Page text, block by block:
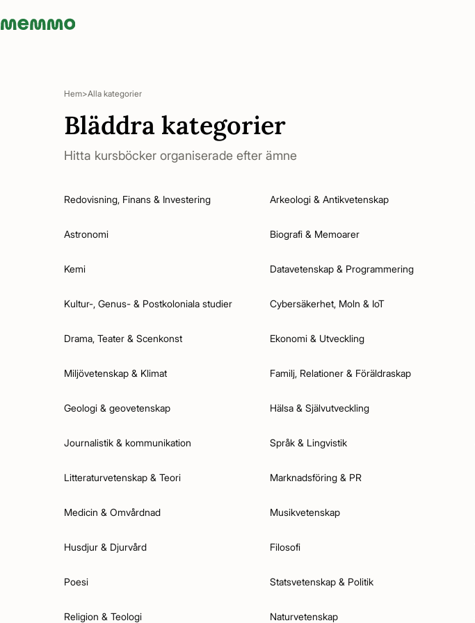
Memmo - AI-verktyg och digital kurslitteratur
Hem Alla kategorier
Bläddra kategorier
Hitta kursböcker organiserade efter ämne
Redovisning, Finans & Investering Arkeologi & Antikvetenskap
Astronomi Biografi & Memoarer
Kemi Datavetenskap & Programmering
Kultur-, Genus- & Postkoloniala studier Cybersäkerhet, Moln & IoT
Drama, Teater & Scenkonst Ekonomi & Utveckling
Miljövetenskap & Klimat Familj, Relationer & Föräldraskap
Geologi & geovetenskap Hälsa & Självutveckling
Journalistik & kommunikation Språk & Lingvistik
Litteraturvetenskap & Teori Marknadsföring & PR
Medicin & Omvårdnad Musikvetenskap
Husdjur & Djurvård Filosofi
Poesi Statsvetenskap & Politik
Religion & Teologi Naturvetenskap